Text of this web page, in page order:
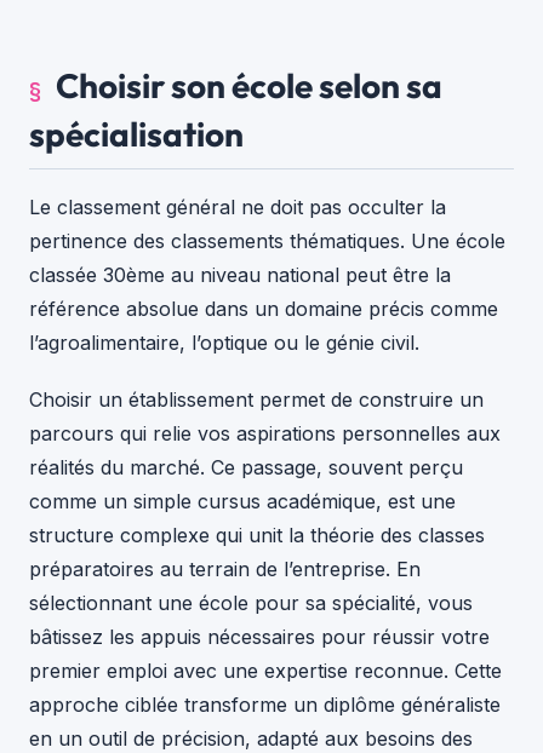
Choisir son école selon sa
spécialisation
Le classement général ne doit pas occulter la
pertinence des classements thématiques. Une école
classée 30ème au niveau national peut être la
référence absolue dans un domaine précis comme
l’agroalimentaire, l’optique ou le génie civil.
Choisir un établissement permet de construire un
parcours qui relie vos aspirations personnelles aux
réalités du marché. Ce passage, souvent perçu
comme un simple cursus académique, est une
structure complexe qui unit la théorie des classes
préparatoires au terrain de l’entreprise. En
sélectionnant une école pour sa spécialité, vous
bâtissez les appuis nécessaires pour réussir votre
premier emploi avec une expertise reconnue. Cette
approche ciblée transforme un diplôme généraliste
en un outil de précision, adapté aux besoins des